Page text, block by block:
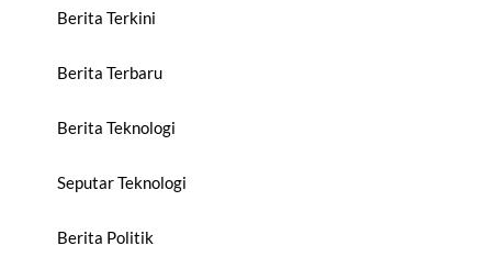
Berita Terkini
Berita Terbaru
Berita Teknologi
Seputar Teknologi
Berita Politik